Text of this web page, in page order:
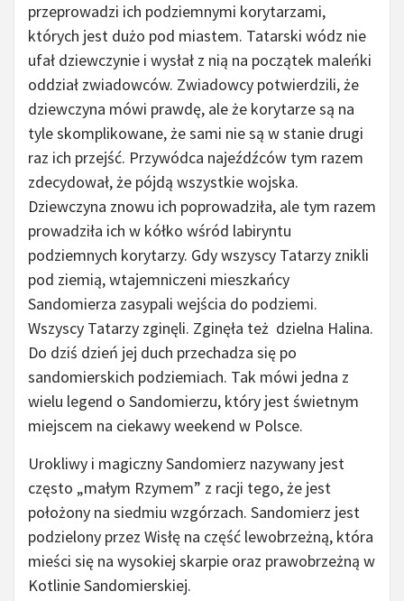
przeprowadzi ich podziemnymi korytarzami,
których jest dużo pod miastem. Tatarski wódz nie
ufał dziewczynie i wysłał z nią na początek maleńki
oddział zwiadowców. Zwiadowcy potwierdzili, że
dziewczyna mówi prawdę, ale że korytarze są na
tyle skomplikowane, że sami nie są w stanie drugi
raz ich przejść. Przywódca najeźdźców tym razem
zdecydował, że pójdą wszystkie wojska.
Dziewczyna znowu ich poprowadziła, ale tym razem
prowadziła ich w kółko wśród labiryntu
podziemnych korytarzy. Gdy wszyscy Tatarzy znikli
pod ziemią, wtajemniczeni mieszkańcy
Sandomierza zasypali wejścia do podziemi.
Wszyscy Tatarzy zginęli. Zginęła też dzielna Halina.
Do dziś dzień jej duch przechadza się po
sandomierskich podziemiach. Tak mówi jedna z
wielu legend o Sandomierzu, który jest świetnym
miejscem na ciekawy weekend w Polsce.
Urokliwy i magiczny Sandomierz nazywany jest
często „małym Rzymem” z racji tego, że jest
położony na siedmiu wzgórzach. Sandomierz jest
podzielony przez Wisłę na część lewobrzeżną, która
mieści się na wysokiej skarpie oraz prawobrzeżną w
Kotlinie Sandomierskiej.